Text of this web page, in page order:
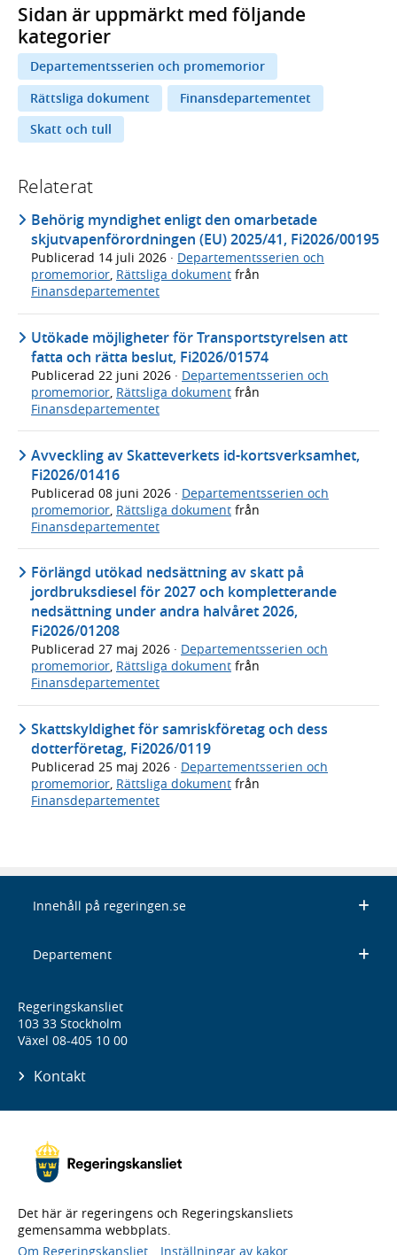
Sidan är uppmärkt med följande
kategorier
Departementsserien och promemorior
Rättsliga dokument
Finansdepartementet
Skatt och tull
Relaterat
Behörig myndighet enligt den omarbetade
skjutvapenförordningen (EU) 2025/41, Fi2026/00195
Publicerad 14 juli 2026 · Departementsserien och
promemorior, Rättsliga dokument från
Finansdepartementet
Utökade möjligheter för Transportstyrelsen att
fatta och rätta beslut, Fi2026/01574
Publicerad 22 juni 2026 · Departementsserien och
promemorior, Rättsliga dokument från
Finansdepartementet
Avveckling av Skatteverkets id-kortsverksamhet,
Fi2026/01416
Publicerad 08 juni 2026 · Departementsserien och
promemorior Rättsliga dokument från
Finansdepartementet
Förlängd utökad nedsättning av skatt på
jordbruksdiesel för 2027 och kompletterande
nedsättning under andra halvåret 2026,
Fi2026/01208
Publicerad 27 maj 2026 · Departementsserien och
promemorior, Rättsliga dokument från
Finansdepartementet
Skattskyldighet för samriskföretag och dess
dotterföretag, Fi2026/0119
Publicerad 25 maj 2026 · Departementsserien och
promemorior, Rättsliga dokument från
Finansdepartementet
Innehåll på regeringen.se
Departement
Regeringskansliet
103 33 Stockholm
Växel 08-405 10 00
Kontakt
Det här är regeringens och Regeringskansliets
gemensamma webbplats.
Om Regeringskansliet
Inställningar av kakor